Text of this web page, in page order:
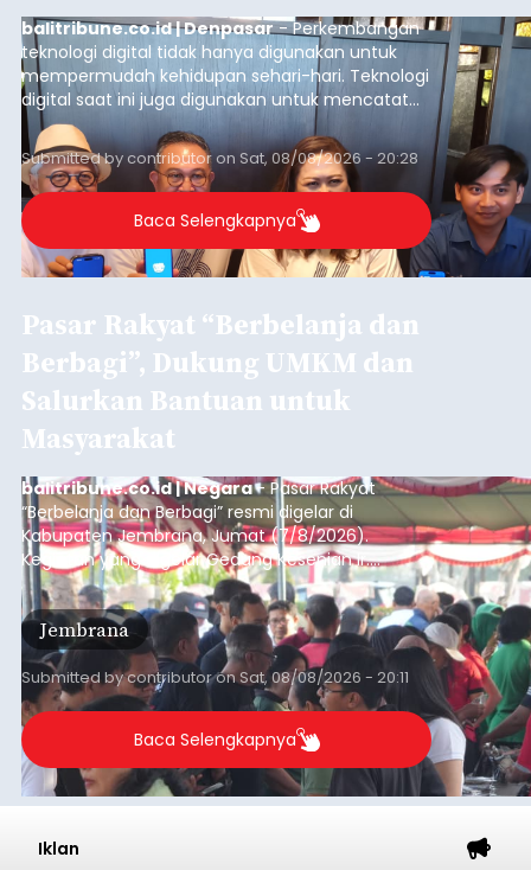
balitribune.co.id | Denpasar- Perkembangan
teknologi digital tidak hanya digunakan untuk
mempermudah kehidupan sehari-hari. Teknologi
digital saat ini juga digunakan untuk mencatat
dan mengelola data base alumni dari suatu
sekolah, salah satunya adalah alumni SMA 1
Denpasar.
Submitted bycontributoronSat, 08/08/2026 - 20:28
Baca Selengkapnya
Pasar Rakyat “Berbelanja dan
Berbagi”, Dukung UMKM dan
Salurkan Bantuan untuk
Masyarakat
balitribune.co.id | Negara- Pasar Rakyat
“Berbelanja dan Berbagi” resmi digelar di
Kabupaten Jembrana, Jumat (7/8/2026).
Kegiatan yang digelar Gedung Kesenian Ir.
Soekarno ini memadukan pemberdayaan
ekonomi masyarakat dengan aksi sosial tersebut
mendapat antusiasme tinggi dan mencatat nilai
transaksi mencapai Rp672.733.200.
Jembrana
Submitted bycontributoronSat, 08/08/2026 - 20:11
Baca Selengkapnya
Iklan